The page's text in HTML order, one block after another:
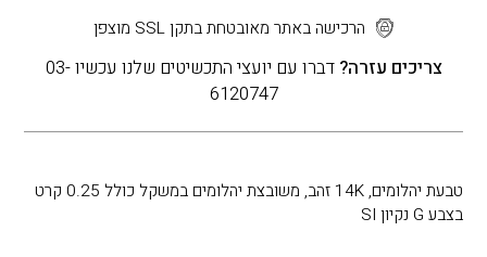
הרכישה באתר מאובטחת בתקן SSL מוצפן
צריכים עזרה?
דברו עם יועצי התכשיטים שלנו עכשיו 03-
6120747
טבעת יהלומים, 14K זהב, משובצת יהלומים במשקל כולל 0.25 קרט
בצבע G נקיון SI